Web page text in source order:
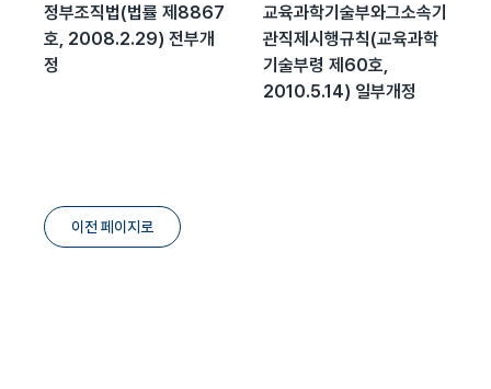
정부조직법(법률 제8867
호, 2008.2.29) 전부개
정
교육과학기술부와그소속기
관직제시행규칙(교육과학
기술부령 제60호,
2010.5.14) 일부개정
이전 페이지로